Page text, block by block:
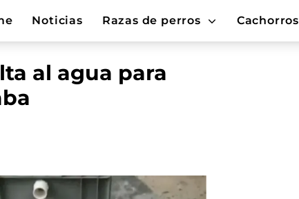
Noticias Razas de perros Cachorros
al agua para